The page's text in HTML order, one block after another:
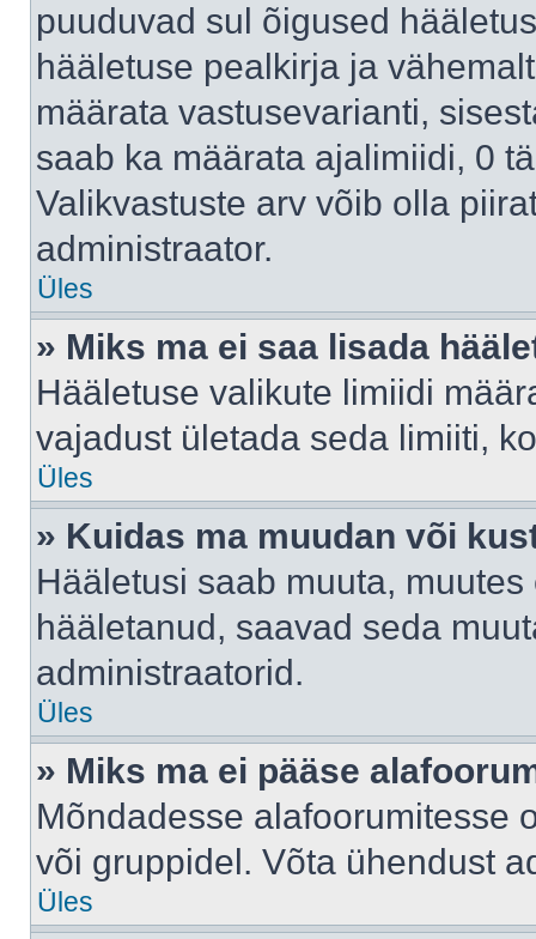
puuduvad sul õigused
hääletuse pealkirja ja
määrata vastusevarianti,
saab ka määrata ajalimiidi, 0
Valikvastuste arv võib olla
administraator.
Üles
» Miks ma ei saa lisada
Hääletuse valikute limiidi
vajadust ületada seda limiiti,
Üles
» Kuidas ma muudan või
Hääletusi saab muuta,
hääletanud, saavad seda
administraatorid.
Üles
» Miks ma ei pääse
Mõndadesse alafoorumitesse
või gruppidel. Võta ühendust
Üles